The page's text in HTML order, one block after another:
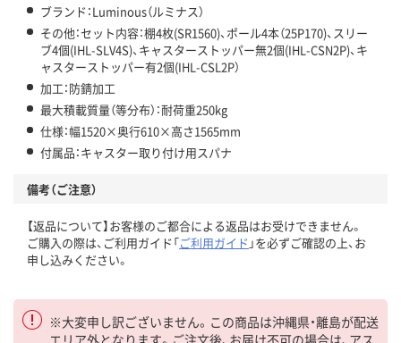
ブランド：Luminous（ルミナス）
その他：セット内容：棚4枚(SR1560)、ポール4本（25P170)、スリー
ブ4個(IHL-SLV4S)、キャスターストッパー無2個(IHL-CSN2P)、キ
ャスターストッパー有2個(IHL-CSL2P）
加工：防錆加工
最大積載質量（等分布）：耐荷重250kg
仕様：幅1520×奥行610×高さ1565mm
付属品：キャスター取り付け用スパナ
備考（ご注意）
【返品について】お客様のご都合による返品はお受けできません。
ご購入の際は、ご利用ガイド「ご利用ガイド 」を必ずご確認の上、お
申し込みください。
※大変申し訳ございません。この商品は沖縄県・離島が配送